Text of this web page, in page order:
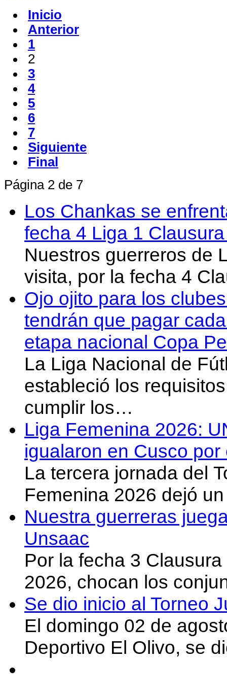
Inicio
Anterior
1
2
3
4
5
6
7
Siguiente
Final
Página 2 de 7
Los Chankas se
fecha 4 Liga 1
Nuestros guerreros de
visita, por la fecha 4
Ojo ojito para los
tendrán que pagar
etapa nacional Copa
La Liga Nacional de
estableció los
cumplir los…
Liga Femenina 2026:
igualaron en Cusco
La tercera jornada del
Femenina 2026 dejó
Nuestra guerreras
Unsaac
Por la fecha 3
2026, chocan los
Se dio inicio al Torneo
El domingo 02 de
Deportivo El Olivo, se